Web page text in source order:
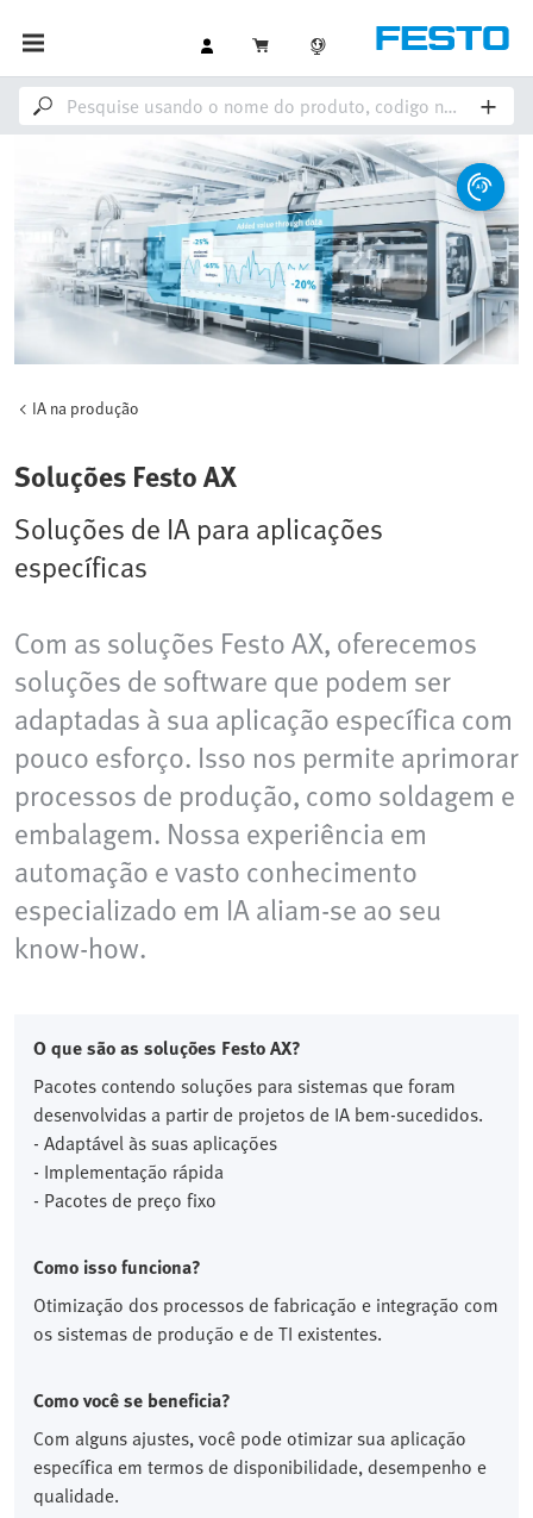
IA na produção
Soluções Festo AX
Soluções de IA para aplicações
específicas
Com as soluções Festo AX, oferecemos
soluções de software que podem ser
adaptadas à sua aplicação específica com
pouco esforço. Isso nos permite aprimorar
processos de produção, como soldagem e
embalagem. Nossa experiência em
automação e vasto conhecimento
especializado em IA aliam-se ao seu
know-how.
O que são as soluções Festo AX?
Pacotes contendo soluções para sistemas que foram
desenvolvidas a partir de projetos de IA bem-sucedidos.
- Adaptável às suas aplicações
- Implementação rápida
- Pacotes de preço fixo
Como isso funciona?
Otimização dos processos de fabricação e integração com
os sistemas de produção e de TI existentes.
Como você se beneficia?
Com alguns ajustes, você pode otimizar sua aplicação
específica em termos de disponibilidade, desempenho e
qualidade.